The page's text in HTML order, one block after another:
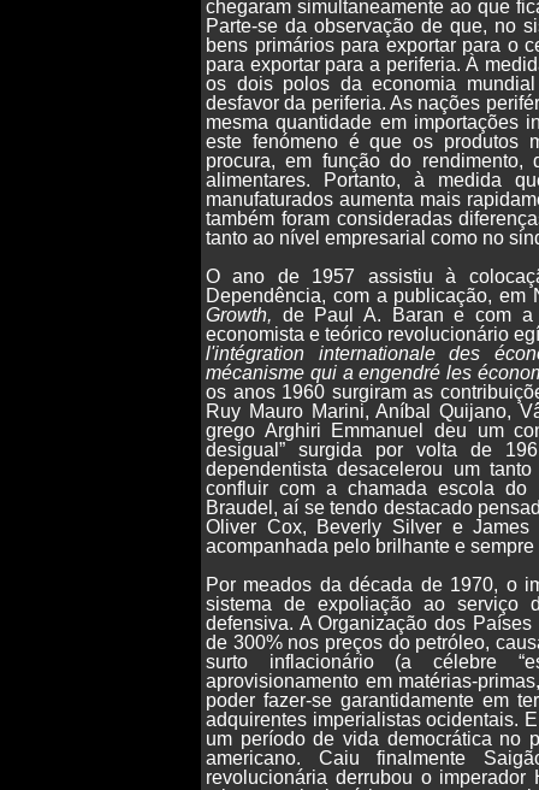
chegaram simultaneamente ao que
Parte-se da observação de que, no
bens primários para exportar para o
para exportar para a periferia. À
os dois polos da economia
desfavor da periferia. As nações
mesma quantidade em importações
este fenómeno é que os produtos
procura, em função do
alimentares. Portanto, à medida
manufaturados aumenta mais
também foram consideradas
tanto ao nível empresarial como no
O ano de 1957 assistiu à
Dependência, com a publicação,
Growth, de Paul A. Baran e com a
economista e teórico revolucionário
l'intégration internationale des
mécanisme qui a engendré les
os anos 1960 surgiram as
Ruy Mauro Marini, Aníbal Quijano,
grego Arghiri Emmanuel deu um
desigual” surgida por volta de
dependentista desacelerou um
confluir com a chamada escola do
Braudel, aí se tendo destacado
Oliver Cox, Beverly Silver e
acompanhada pelo brilhante e
Por meados da década de 1970, o
sistema de expoliação ao serviço
defensiva. A Organização dos
de 300% nos preços do petróleo,
surto inflacionário (a célebre
aprovisionamento em matérias-
poder fazer-se garantidamente em
adquirentes imperialistas ocidentais.
um período de vida democrática no
americano. Caiu finalmente
revolucionária derrubou o